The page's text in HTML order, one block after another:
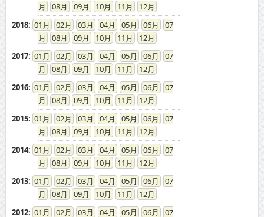
08
09 10 11
12
2018: 01 02 03 04 05 06
07
08
09 10 11
12
2017: 01 02 03 04 05 06
07
08
09 10 11
12
2016: 01 02 03 04 05 06
07
08
09 10 11
12
2015: 01 02 03 04 05 06
07
08
09 10 11
12
2014: 01 02 03 04 05 06
07
08
09 10 11
12
2013: 01 02 03 04 05 06
07
08
09 10 11
12
2012: 01 02 03 04 05 06
07